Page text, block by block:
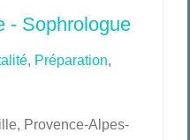
- Sophrologue
, Préparation,
Provence-Alpes-